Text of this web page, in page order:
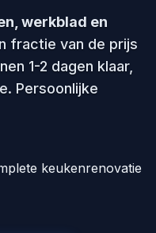
werkblad en
fractie van de prijs
1-2 dagen klaar,
Persoonlijke
keukenrenovatie